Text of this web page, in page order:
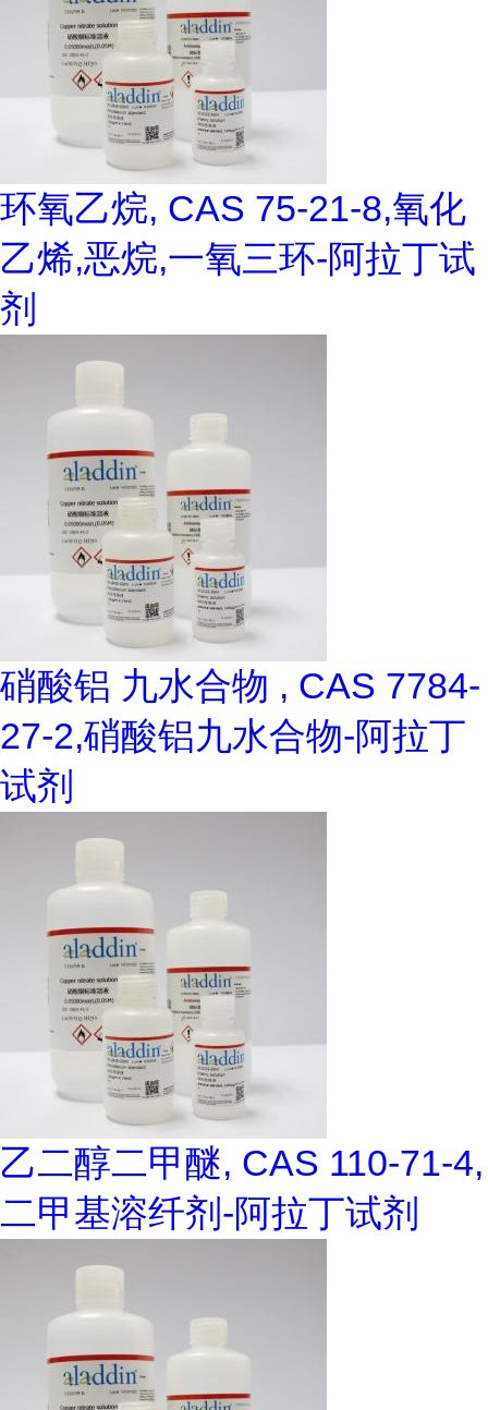
环氧乙烷, CAS 75-21-8,氧化
乙烯,恶烷,一氧三环-阿拉丁试
剂
硝酸铝 九水合物 , CAS 7784-
27-2,硝酸铝九水合物-阿拉丁
试剂
乙二醇二甲醚, CAS 110-71-4,
二甲基溶纤剂-阿拉丁试剂